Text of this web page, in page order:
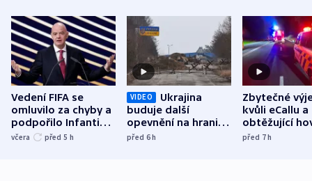
Vedení FIFA se
omluvilo za chyby a
podpořilo Infantina.
UEFA trvá na
včera před 5 h
VIDEO
Ukrajina
buduje další
opevnění na hranici
s Běloruskem
před 6h
Zbytečné
kvůli eCallu a
obtěžující
zdržují
před 7h